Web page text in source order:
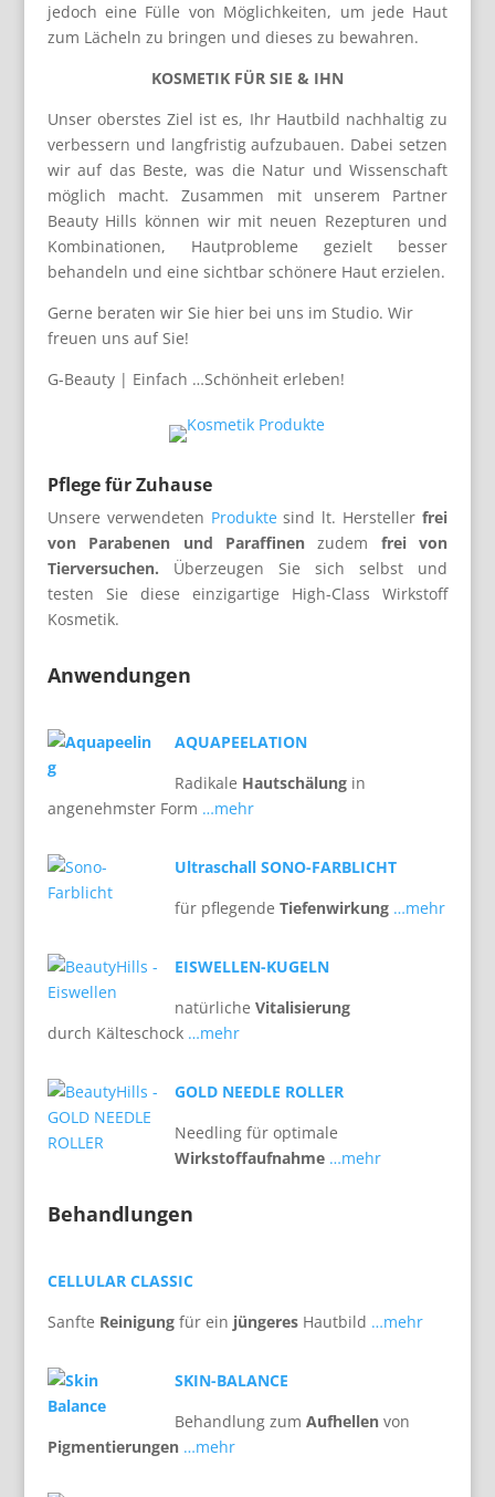
jedoch eine Fülle von Möglichkeiten, um jede Haut
zum Lächeln zu bringen und dieses zu bewahren.
KOSMETIK FÜR SIE & IHN
Unser oberstes Ziel ist es, Ihr Hautbild nachhaltig zu
verbessern und langfristig aufzubauen. Dabei setzen
wir auf das Beste, was die Natur und Wissenschaft
möglich macht. Zusammen mit unserem Partner
Beauty Hills können wir mit neuen Rezepturen und
Kombinationen, Hautprobleme gezielt besser
behandeln und eine sichtbar schönere Haut erzielen.
Gerne beraten wir Sie hier bei uns im Studio. Wir
freuen uns auf Sie!
G-Beauty | Einfach …Schönheit erleben!
Pflege für Zuhause
Unsere verwendeten Produktesind lt. Herstellerfrei
von Parabenen und Paraffinenzudem frei von
Tierversuchen. Überzeugen Sie sich selbst und
testen Sie diese einzigartige High-Class Wirkstoff
Kosmetik.
Anwendungen
AQUAPEELATION
Radikale Hautschälungin
angenehmster Form …mehr
Ultraschall SONO-FARBLICHT
für pflegende Tiefenwirkung …mehr
EISWELLEN-KUGELN
natürliche Vitalisierung
durch Kälteschock …mehr
GOLD NEEDLE ROLLER
Needling für optimale
Wirkstoffaufnahme …mehr
Behandlungen
CELLULAR CLASSIC
Sanfte Reinigungfür ein jüngeresHautbild …mehr
SKIN-BALANCE
Behandlung zum Aufhellenvon
Pigmentierungen …mehr